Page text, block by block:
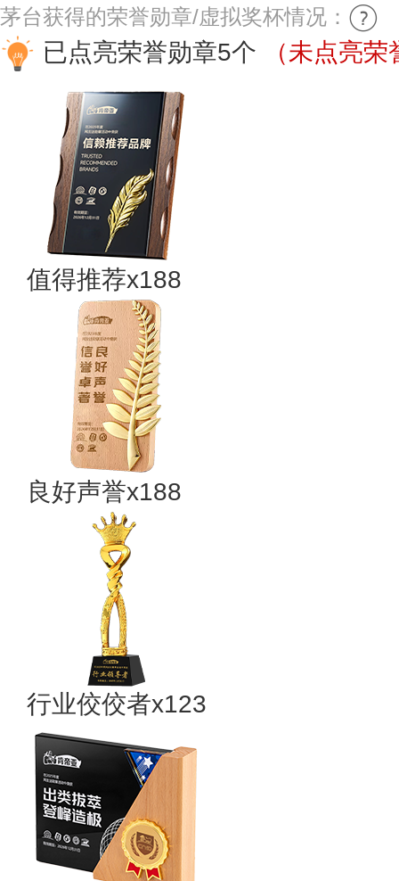
茅台获得的荣誉勋章/虚拟奖杯情况：
已点亮荣誉勋章5个 （未点亮
值得推荐x188
良好声誉x188
行业佼佼者x123